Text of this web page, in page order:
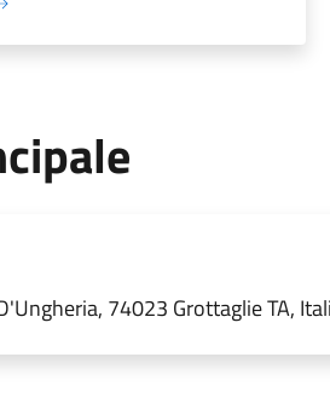
74023 Grottaglie TA,